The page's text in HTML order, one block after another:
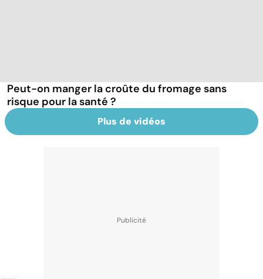
Peut-on manger la croûte du fromage sans
risque pour la santé ?
Plus de vidéos